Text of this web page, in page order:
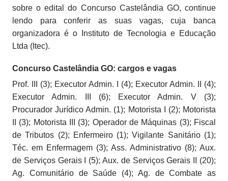
sobre o edital do Concurso Castelândia GO, continue
lendo para conferir as suas vagas, cuja banca
organizadora é o Instituto de Tecnologia e Educação
Ltda (Itec).
Concurso Castelândia GO: cargos e vagas
Prof. III (3); Executor Admin. I (4); Executor Admin. II (4);
Executor Admin. III (6); Executor Admin. V (3);
Procurador Jurídico Admin. (1); Motorista I (2); Motorista
II (3); Motorista III (3); Operador de Máquinas (3); Fiscal
de Tributos (2); Enfermeiro (1); Vigilante Sanitário (1);
Téc. em Enfermagem (3); Ass. Administrativo (8); Aux.
de Serviços Gerais I (5); Aux. de Serviços Gerais II (20);
Ag. Comunitário de Saúde (4); Ag. de Combate as